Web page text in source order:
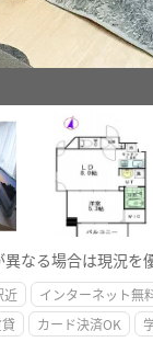
なる場合は現況を
近 インターネット無
カード決済OK